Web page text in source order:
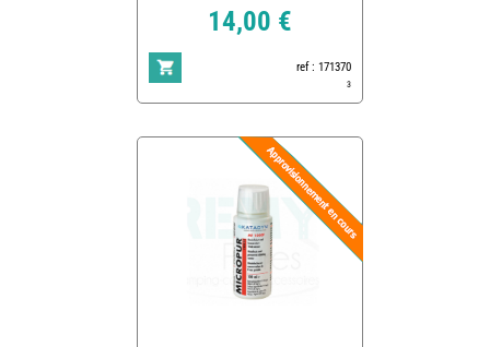
14,00 €
ref : 171370
3